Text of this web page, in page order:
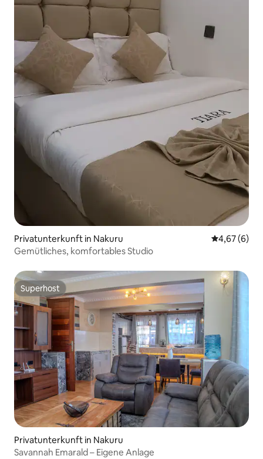
Privatunterkunft in Nakuru
4,67 (6)
Gemütliches, komfortables Studio
Superhost
Superhost
Privatunterkunft in Nakuru
Savannah Emarald – Eigene Anlage